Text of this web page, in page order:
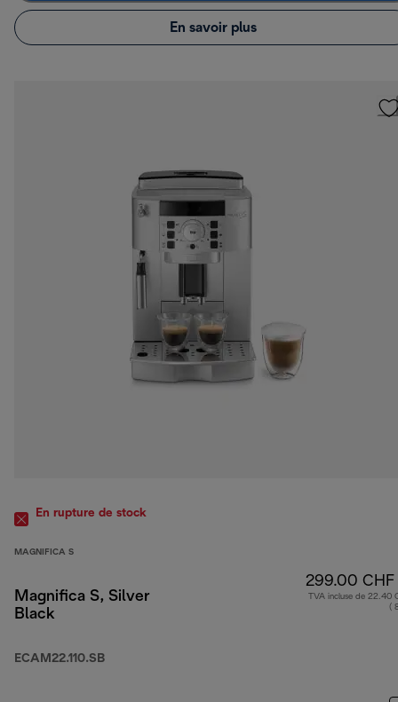
En savoir plus
En rupture de stock
MAGNIFICA S
Magnifica S, Silver
Black
ECAM22.110.SB
299.00 CHF
TVA incluse de 22.40
(